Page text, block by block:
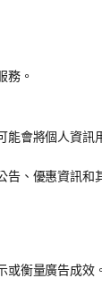
務。
會將個人資訊
、優惠資訊和
或衡量廣告成效。